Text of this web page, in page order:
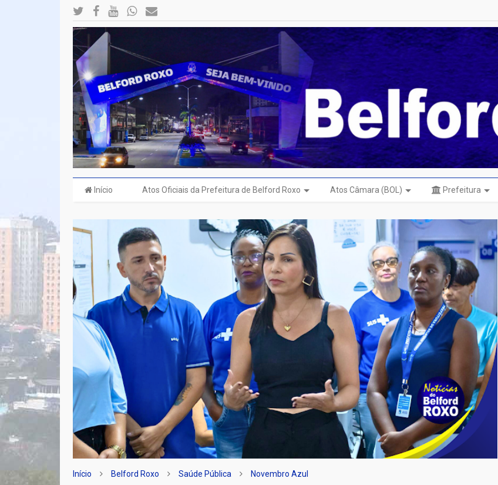
Início Atos Oficiais da Prefeitura de Belford Roxo Atos Câmara (BOL) Prefeitura
Início Belford Roxo Saúde Pública Novembro Azul